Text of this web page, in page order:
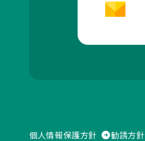
個人情報保護方針 勧誘方針